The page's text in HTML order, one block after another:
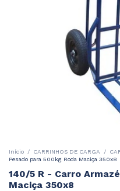
Início / CARRINHOS DE CARGA /
Pesado para 500kg Roda Maciça 350x8
140/5 R - Carro
Maciça 350x8